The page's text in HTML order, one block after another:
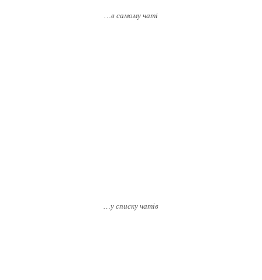
…в самому чаті
…у списку чатів